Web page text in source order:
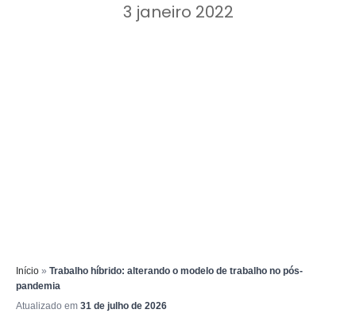
3 janeiro 2022
Início » Trabalho híbrido: alterando o modelo de trabalho no pós-
pandemia
Atualizado em 31 de julho de 2026